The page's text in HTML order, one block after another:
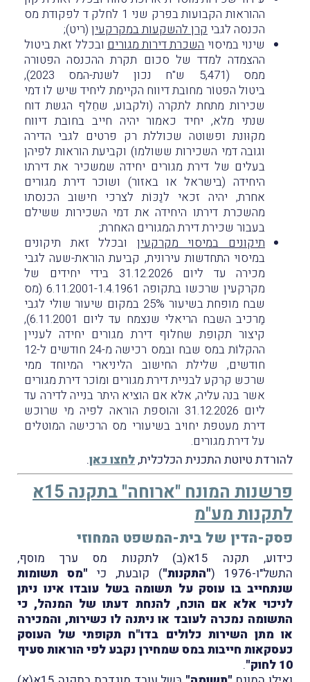
ההוראות הקבועות בפרק שני 1 לחלק ד לפקודת מס
הכנסה לגבי קרן להשקעות במקרקעין (ריט);
שינוי במיסוי השכרת דירות מגורים ובכלל זאת ביטול
ההצמדה למדד של סכום תקרת ההכנסה הפטורה
ממס (5,471 ש"ח נכון לשנת-המס 2023),
ביטול הפטוֹר מחובת דיווח הקיימת ליחיד שיש לו דמי
שכירות מתחת לתקרה (ולקבוע, שחֵלף הגשת דוח
שנתי מלא, יחיד כאמור יהיה חייב בחובת דיווח
מקוּונת ופשוטה שכוללת רק פרטים לגבי הדירה
וגובה דמי השכירות ששולמו) וקביעת הוראות לפיהן
בעלים של דירת מגורים יחידה שמשכיר את דירתו
היחידה (בישראל או באזור) ושוכר דירת מגורים
אחרת, יהיה זכאי לנַכּוֹת לצרכי חישוב הכנסתו
מהשכרת דירתו היחידה את דמי השכירות ששילם
בעבור שכירת דירת המגורים האחרת;
תיקונים במיסוי מקרקעין ובכלל זאת תיקונים
במיסוי התחדשות עירונית, קביעת הוראת-שעה לגבי
מכירה עד ליום 31.12.2026 בידי יחידים של
מקרקעין שרכשו בתקופה 6.11.2001-1.4.1961 (מס
שבח מופחת בשיעור 25% במקום שיעור שולי לגבי
מַרכיב השבח הריאלי שנצמח עד ליום 6.11.2001),
קיצור תקופת שחלוּף דירת מגורים יחידה לעניין
ההקלוֹת במס שבח ובמס רכישה מ-24 חודשים ל-12
חודשים, שלילת החישוב הליניארי המיוחד ממי
שרכש קרקע לבניית דירת מגורים ומוֹכר דירת מגורים
אשר בנה עליה, אלא אם הוציא היתר בנייה לדירה עד
ליום 31.12.2026 והוספת הוראה לפיה מי שרוכש
דירת מעטפת יחויב בשיעורי מס הרכישה המוטלים
על דירת מגורים.
להורדת טיוטת התכנית הכלכלית,לחצו כאן.
פרשנות המונח "ארוחה" בתקנה 15א
לתקנות מע"מ
פסק-הדין של בית-המשפט המחוזי
כידוע, תקנה 15א(ב) לתקנות מס ערך מוסף,
התשל"ו-1976 (
"התקנות") קובעת, כי "מס תשומות
שנתחייב בו עוסק על תשומה בשל עובדו אינו ניתן
לניכוי אלא אם הוכח, להנחת דעתו של המנהל, כי
התשומה נמכרה לעובד או ניתנה לו כשירות, והמכירה
או מתן השירות כלולים בדו"ח תקופתי של העוסק
כעסקאות חייבות במס שמחירן נקבע לפי הוראות סעיף
10 לחוק"
.